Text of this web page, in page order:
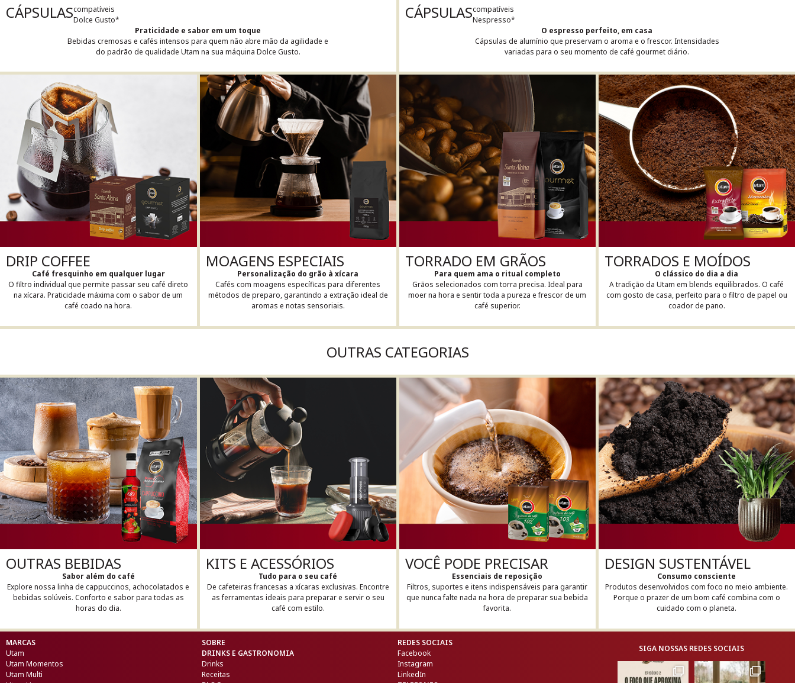
CÁPSULAScompatíveis
Dolce Gusto*
Praticidade e sabor em um toque
Bebidas cremosas e cafés intensos para quem não abre mão da agilidade e
do padrão de qualidade Utam na sua máquina Dolce Gusto.
CÁPSULAScompatíveis
Nespresso*
O espresso perfeito, em casa
Cápsulas de alumínio que preservam o aroma e o frescor. Intensidades
variadas para o seu momento de café gourmet diário.
DRIP COFFEE
Café fresquinho em qualquer lugar
O filtro individual que permite passar seu café direto
na xícara. Praticidade máxima com o sabor de um
café coado na hora.
MOAGENS ESPECIAIS
Personalização do grão à xícara
Cafés com moagens específicas para diferentes
métodos de preparo, garantindo a extração ideal de
aromas e notas sensoriais.
TORRADO EM GRÃOS
Para quem ama o ritual completo
Grãos selecionados com torra precisa. Ideal para
moer na hora e sentir toda a pureza e frescor de um
café superior.
TORRADOS E MOÍDOS
O clássico do dia a dia
A tradição da Utam em blends equilibrados. O café
com gosto de casa, perfeito para o filtro de papel ou
coador de pano.
OUTRAS CATEGORIAS
OUTRAS BEBIDAS
Sabor além do café
Explore nossa linha de cappuccinos, achocolatados e
bebidas solúveis. Conforto e sabor para todas as
horas do dia.
KITS E ACESSÓRIOS
Tudo para o seu café
De cafeteiras francesas a xícaras exclusivas. Encontre
as ferramentas ideais para preparar e servir o seu
café com estilo.
VOCÊ PODE PRECISAR
Essenciais de reposição
Filtros, suportes e itens indispensáveis para garantir
que nunca falte nada na hora de preparar sua bebida
favorita.
DESIGN SUSTENTÁVEL
Consumo consciente
Produtos desenvolvidos com foco no meio ambiente.
Porque o prazer de um bom café combina com o
cuidado com o planeta.
MARCAS
Utam
Utam Momentos
Utam Multi
SOBRE
DRINKS E GASTRONOMIA
Drinks
Receitas
REDES SOCIAIS
Facebook
Instagram
LinkedIn
SIGA NOSSAS REDES SOCIAIS